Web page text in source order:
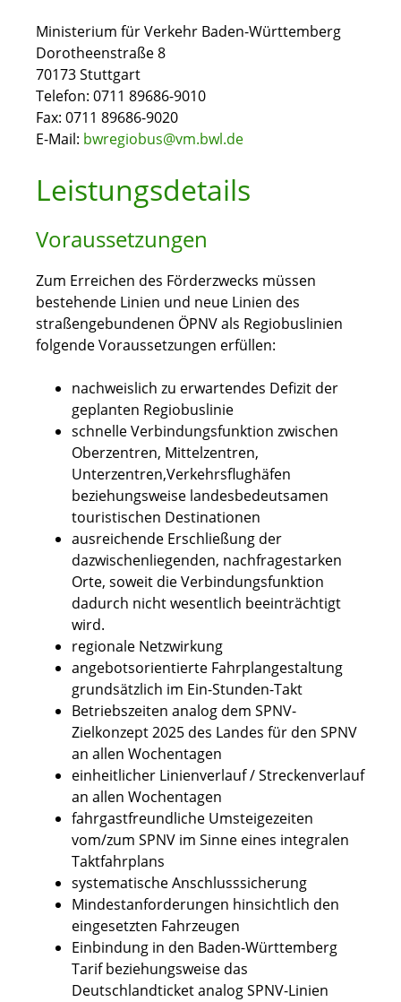
Ministerium für Verkehr Baden-Württemberg
Dorotheenstraße 8
70173 Stuttgart
Telefon: 0711 89686-9010
Fax: 0711 89686-9020
E-Mail: bwregiobus@vm.bwl.de
Leistungsdetails
Voraussetzungen
Zum Erreichen des Förderzwecks müssen
bestehende Linien und neue Linien des
straßengebundenen ÖPNV als Regiobuslinien
folgende Voraussetzungen erfüllen:
nachweislich zu erwartendes Defizit der
geplanten Regiobuslinie
schnelle Verbindungsfunktion zwischen
Oberzentren, Mittelzentren,
Unterzentren,Verkehrsflughäfen
beziehungsweise landesbedeutsamen
touristischen Destinationen
ausreichende Erschließung der
dazwischenliegenden, nachfragestarken
Orte, soweit die Verbindungsfunktion
dadurch nicht wesentlich beeinträchtigt
wird.
regionale Netzwirkung
angebotsorientierte Fahrplangestaltung
grundsätzlich im Ein-Stunden-Takt
Betriebszeiten analog dem SPNV-
Zielkonzept 2025 des Landes für den SPNV
an allen Wochentagen
einheitlicher Linienverlauf / Streckenverlauf
an allen Wochentagen
fahrgastfreundliche Umsteigezeiten
vom/zum SPNV im Sinne eines integralen
Taktfahrplans
systematische Anschlusssicherung
Mindestanforderungen hinsichtlich den
eingesetzten Fahrzeugen
Einbindung in den Baden-Württemberg
Tarif beziehungsweise das
Deutschlandticket analog SPNV-Linien